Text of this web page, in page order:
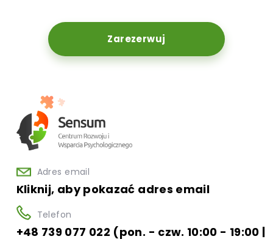
Zarezerwuj
Adres email
Kliknij, aby pokazać adres email
Telefon
+48 739 077 022 (pon. - czw. 10:00 - 19:00 |